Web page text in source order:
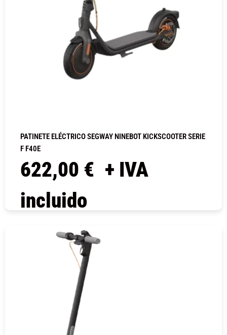
PATINETE ELÉCTRICO SEGWAY NINEBOT KICKSCOOTER SERIE
F F40E
622,00 € + IVA
incluido